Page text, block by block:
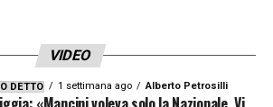
VIDEO
DETTO 1 settimana ago Alberto Petrosilli